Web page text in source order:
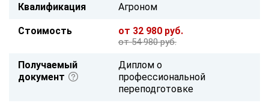
Квалификация Агроном
Стоимость от 32 980 руб.
от 54 980 руб.
Получаемый
документ
Диплом о
профессиональной
переподготовке